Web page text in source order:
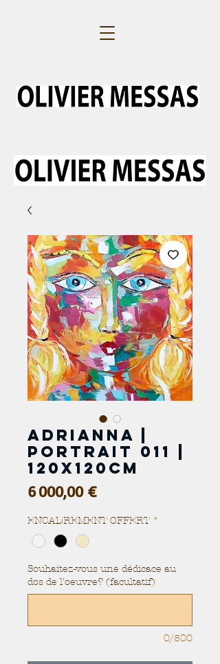
ADRIANNA |
Portrait 011 |
120x120cm
6 000,00 €Prix
ENCADREMENT OFFERT *
Souhaitez-vous une dédicace au
dos de l'oeuvre? (facultatif)
0/500